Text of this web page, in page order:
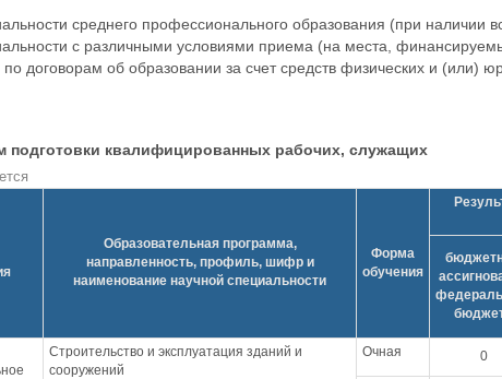
среднего профессионального образования (при наличии
с различными условиями приема (на места,
договорам об образовании за счет средств физических и (или)
подготовки квалифицированных рабочих, служащих
Образовательная программа,
направленность, профиль, шифр и
наименование научной специальности
Форма
обучения
Строительство и эксплуатация зданий и
сооружений
Очная 0